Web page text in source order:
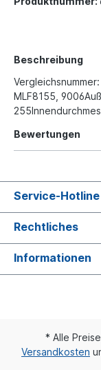
Beschreibung
MLF8155,
Bewertungen
Service-Hotline
Rechtliches
Informationen
* Alle
Versandkosten